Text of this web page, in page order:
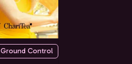
Ground Control